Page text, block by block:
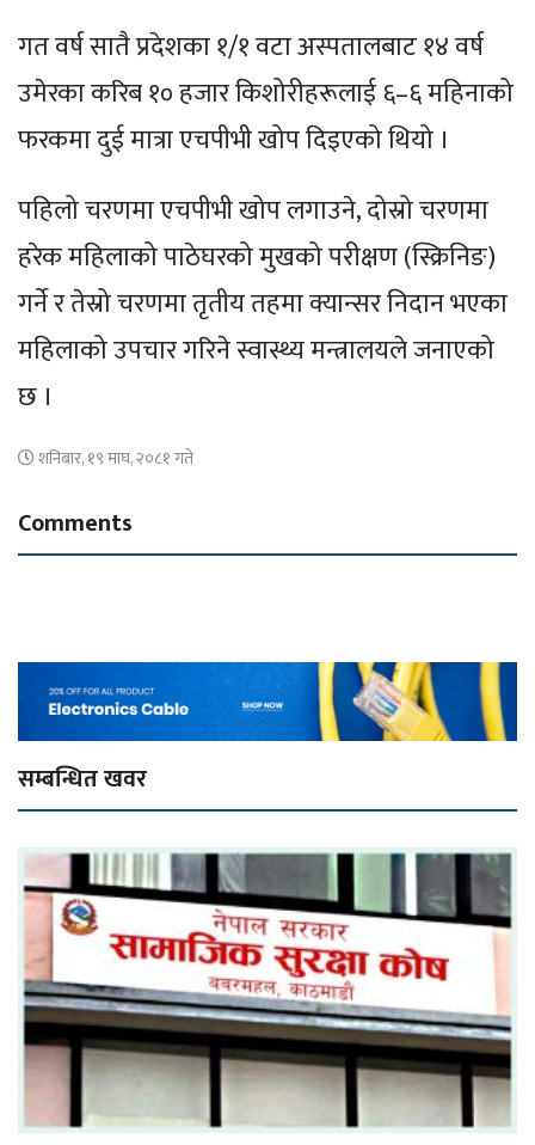
गत वर्ष सातै प्रदेशका १/१ वटा अस्पतालबाट १४ वर्ष
उमेरका करिब १० हजार किशोरीहरूलाई ६–६ महिनाको
फरकमा दुई मात्रा एचपीभी खोप दिइएको थियो ।
पहिलो चरणमा एचपीभी खोप लगाउने, दोस्रो चरणमा
हरेक महिलाको पाठेघरको मुखको परीक्षण (स्क्रिनिङ)
गर्ने र तेस्रो चरणमा तृतीय तहमा क्यान्सर निदान भएका
महिलाको उपचार गरिने स्वास्थ्य मन्त्रालयले जनाएको
छ ।
शनिबार, १९ माघ, २०८१ गते
Comments
सम्बन्धित खवर